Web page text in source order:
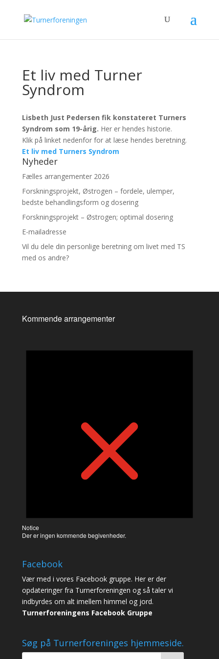
Et liv med Turner
Syndrom
Lisbeth Just Pedersen fik konstateret Turners
Syndrom som 19-årig. Her er hendes historie.
Klik på linket nedenfor for at læse hendes beretning.
Et liv med Turners Syndrom
Nyheder
Fælles arrangementer 2026
Forskningsprojekt, Østrogen – fordele, ulemper,
bedste behandlingsform og dosering
Forskningsprojekt – Østrogen; optimal dosering
E-mailadresse
Vil du dele din personlige beretning om livet med TS
med os andre?
Kommende arrangementer
Notice
Der er ingen kommende begivenheder.
Facebook
Vær med i vores Facebook gruppe. Her er der
opdateringer fra Turnerforeningen og så taler vi
indbyrdes om alt imellem himmel og jord.
Turnerforeningens Facebook Gruppe
Søg på Turnerforeninges hjemmeside.